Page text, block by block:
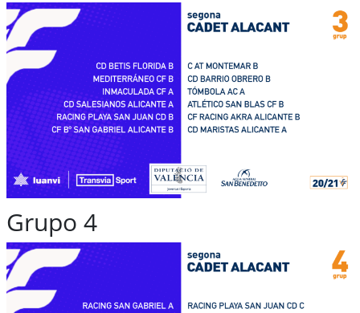
Grupo 4